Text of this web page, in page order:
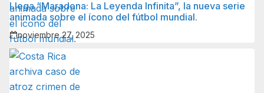
Llega “Maradona: La Leyenda Infinita”, la nueva serie
animada sobre el ícono del fútbol mundial.
noviembre 27, 2025